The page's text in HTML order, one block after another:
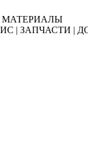
| ЗАПЧАСТИ |